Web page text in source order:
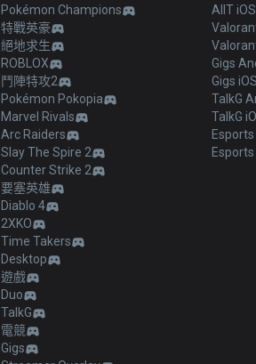
Pokémon Champions
特戰英豪
絕地求生
ROBLOX
鬥陣特攻2
Pokémon Pokopia
Marvel Rivals
Arc Raiders
Slay The Spire 2
Counter Strike 2
要塞英雄
Diablo 4
2XKO
Time Takers
Desktop
遊戲
Duo
TalkG
電競
Gigs
AllT iOS
Gigs
Gigs iOS
TalkG
TalkG
Esports